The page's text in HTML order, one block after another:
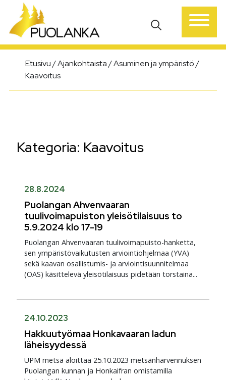
Päävalikko
Etusivu/Ajankohtaista/Asuminen ja ympäristö/
Kaavoitus
Kategoria: Kaavoitus
28.8.2024
Puolangan Ahvenvaaran
tuulivoimapuiston yleisötilaisuus to
5.9.2024 klo 17-19
Puolangan Ahvenvaaran tuulivoimapuisto-hanketta,
sen ympäristövaikutusten arviointiohjelmaa (YVA)
sekä kaavan osallistumis- ja arviointisuunnitelmaa
(OAS) käsittelevä yleisötilaisuus pidetään torstaina...
24.10.2023
Hakkuutyömaa Honkavaaran ladun
läheisyydessä
UPM metsä aloittaa 25.10.2023 metsänharvennuksen
Puolangan kunnan ja Honkaifran omistamilla